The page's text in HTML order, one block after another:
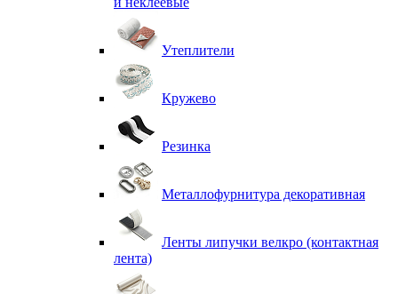
Утеплители
Кружево
Резинка
Металлофурнитура декоративная
Ленты липучки велкро (контактная
лента)